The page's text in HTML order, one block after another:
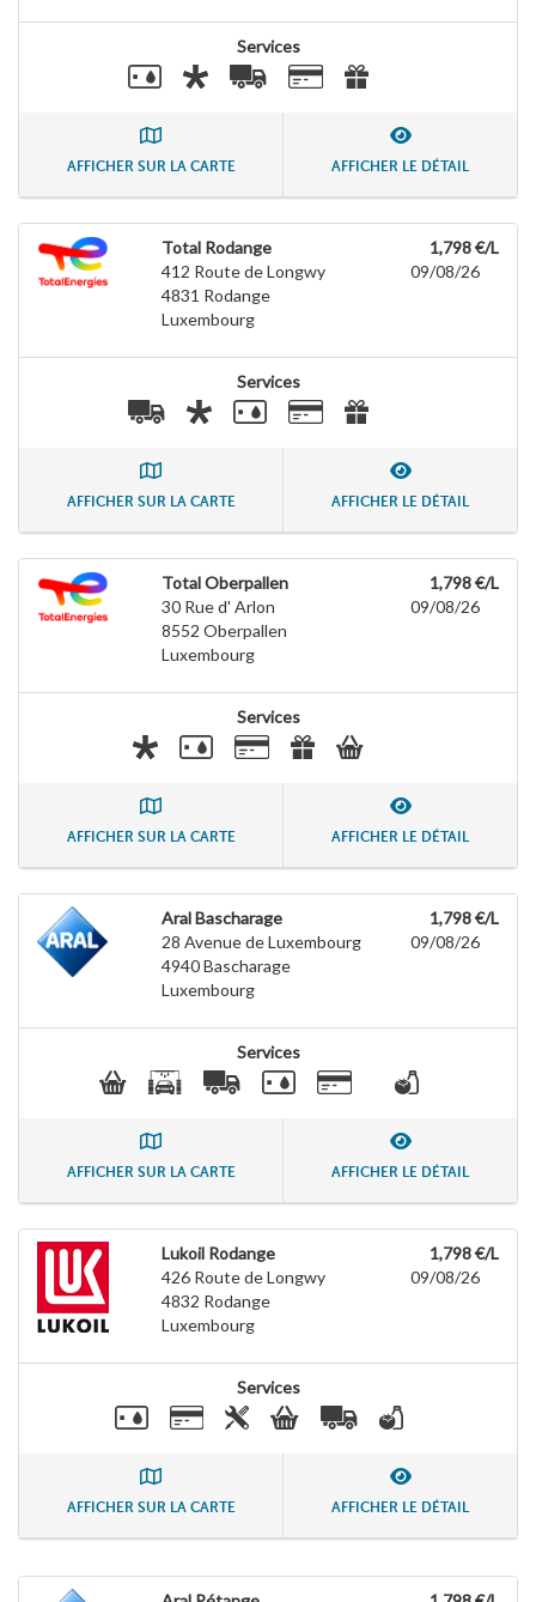
Services
AFFICHER SUR LA CARTE AFFICHER LE DÉTAIL
Total Rodange
412 Route de Longwy
4831 Rodange
Luxembourg
1,798 €/L
09/08/26
Services
AFFICHER SUR LA CARTE AFFICHER LE DÉTAIL
Total Oberpallen
30 Rue d' Arlon
8552 Oberpallen
Luxembourg
1,798 €/L
09/08/26
Services
AFFICHER SUR LA CARTE AFFICHER LE DÉTAIL
Aral Bascharage
28 Avenue de Luxembourg
4940Bascharage
Luxembourg
1,798 €/L
09/08/26
Services
AFFICHER SUR LA CARTE AFFICHER LE DÉTAIL
Lukoil Rodange
426 Route de Longwy
4832 Rodange
Luxembourg
1,798 €/L
09/08/26
Services
AFFICHER SUR LA CARTE AFFICHER LE DÉTAIL